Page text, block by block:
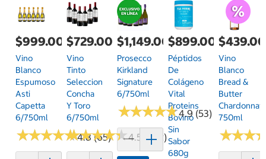
$999.00
Vino
Blanco
Espumoso
Asti
Capetta
6/750ml
★★★★★
★★★★★4.8 (65)
$729.00
Vino
Tinto
Seleccion
Concha
Y Toro
6/750ml
★★★★★
★★★★★4.5 (342)
$1,149.00
Prosecco
Kirkland
Signature
6/750ml
★★★★★
★★★★★4.9 (53)
$899.00
Péptidos
De
Colágeno
Vital
Proteins
Bovino
Sin
Sabor
680g
$439.00
Vino
Blanco
Bread &
Butter
Chardonnay
750ml
★★★
★★★